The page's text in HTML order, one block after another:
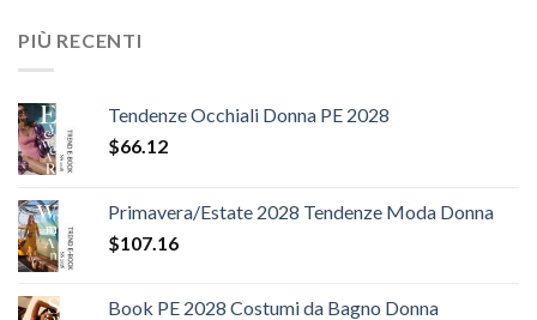
PIÙ RECENTI
Tendenze Occhiali Donna PE 2028
$66.12
Primavera/Estate 2028 Tendenze Moda Donna
$107.16
Book PE 2028 Costumi da Bagno Donna